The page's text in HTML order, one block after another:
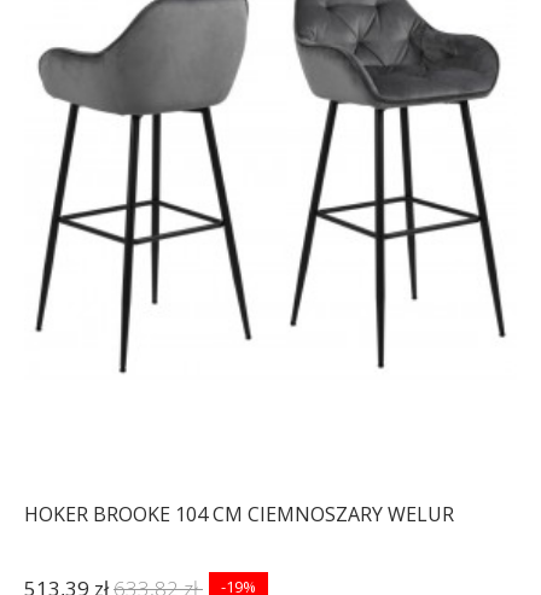
HOKER BROOKE 104 CM CIEMNOSZARY WELUR
513,39 zł633,82 zł -19%